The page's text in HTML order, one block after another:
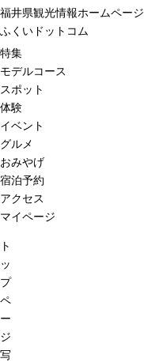
福井県観光情報ホームページ
ふくいドットコム
特集
モデルコース
スポット
体験
イベント
グルメ
おみやげ
宿泊予約
アクセス
マイページ
ト
ッ
プ
ペ
ー
ジ
写